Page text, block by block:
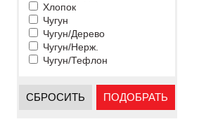
Хлопок
Чугун
Чугун/Дерево
Чугун/Нерж.
Чугун/Тефлон
СБРОСИТЬ ПОДОБРАТЬ